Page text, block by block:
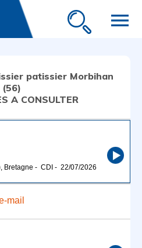
menu
patissier Morbihan
(56)
A CONSULTER
Bretagne - CDI - 22/07/2026
mail